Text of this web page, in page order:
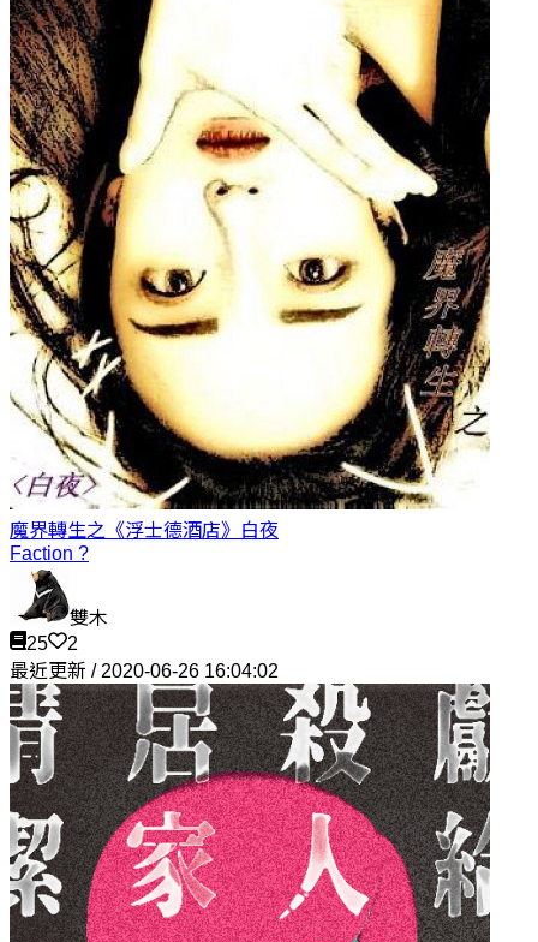
魔界轉生之《浮士德酒店》 白夜
Faction ?
雙木
25
2
最近更新 / 2020-06-26 16:04:02